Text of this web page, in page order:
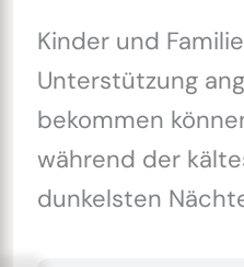
Kinder und
Unterstützung
bekommen
während der
dunkelsten